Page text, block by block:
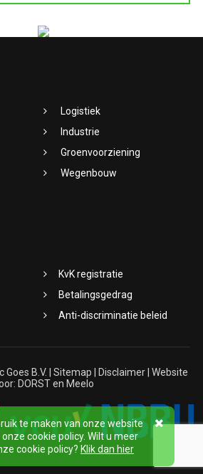
Logistiek
Industrie
Groenvoorziening
Wegenbouw
KvK registratie
Betalingsgedrag
Anti-discriminatie beleid
B.V. | Sitemap Disclaimer | Website
DORSTen Meelo
te maken van onze website
cookie policy. Wilt u meer
cookie policy? Klik dan hier